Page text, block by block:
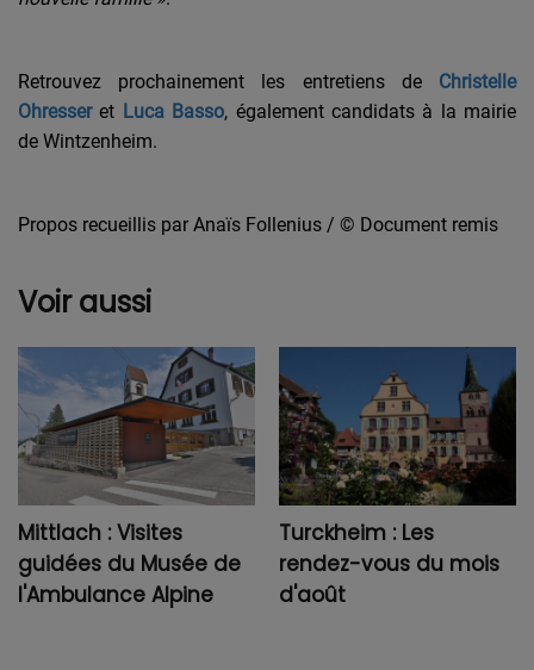
Retrouvez prochainement les entretiens de Christelle
Ohresseret Luca Basso, également candidats à la mairie
de Wintzenheim.
Propos recueillis par Anaïs Follenius / © Document remis
Voir aussi
Mittlach : Visites
guidées du Musée de
l'Ambulance Alpine
Turckheim : Les
rendez-vous du mois
d'août